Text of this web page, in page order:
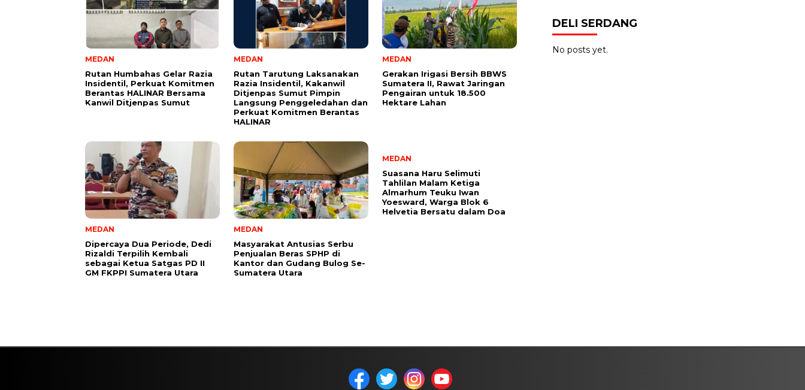
MEDAN
Rutan Humbahas Gelar Razia
Insidentil, Perkuat Komitmen
Berantas HALINAR Bersama
Kanwil Ditjenpas Sumut
MEDAN
Rutan Tarutung Laksanakan
Razia Insidentil, Kakanwil
Ditjenpas Sumut Pimpin
Langsung Penggeledahan dan
Perkuat Komitmen Berantas
HALINAR
MEDAN
Gerakan Irigasi Bersih BBWS
Sumatera II, Rawat Jaringan
Pengairan untuk 18.500
Hektare Lahan
MEDAN
Dipercaya Dua Periode, Dedi
Rizaldi Terpilih Kembali
sebagai Ketua Satgas PD II
GM FKPPI Sumatera Utara
MEDAN
Masyarakat Antusias Serbu
Penjualan Beras SPHP di
Kantor dan Gudang Bulog Se-
Sumatera Utara
MEDAN
Suasana Haru Selimuti
Tahlilan Malam Ketiga
Almarhum Teuku Iwan
Yoesward, Warga Blok 6
Helvetia Bersatu dalam Doa
DELI SERDANG
No posts yet.